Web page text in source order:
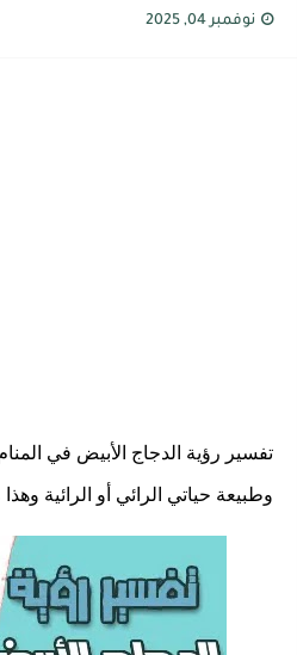
نوفمبر 04, 2025
تفسير رؤية الدجاج الأبيض في
وطبيعة حياتي الرائي أو الرائية